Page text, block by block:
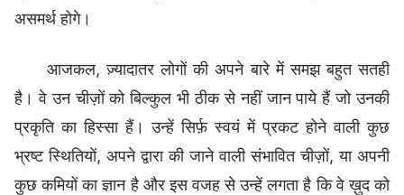
असमर्थ होगे।
आजकल, ज़्यादातर लोगों की अपने बारे में समझ बहुत सतही
है। वे उन चीज़ों को बिल्कुल भी ठीक से नहीं जान पाये हैं जो उनकी
प्रकृति का हिस्सा हैं। उन्हें सिर्फ़ स्वयं में प्रकट होने वाली कुछ
भ्रष्ट स्थितियों, अपने द्वारा की जाने वाली संभावित चीज़ों, या अपनी
कुछ कमियों का ज्ञान है और इस वजह से उन्हें लगता है कि वे ख़ुद को